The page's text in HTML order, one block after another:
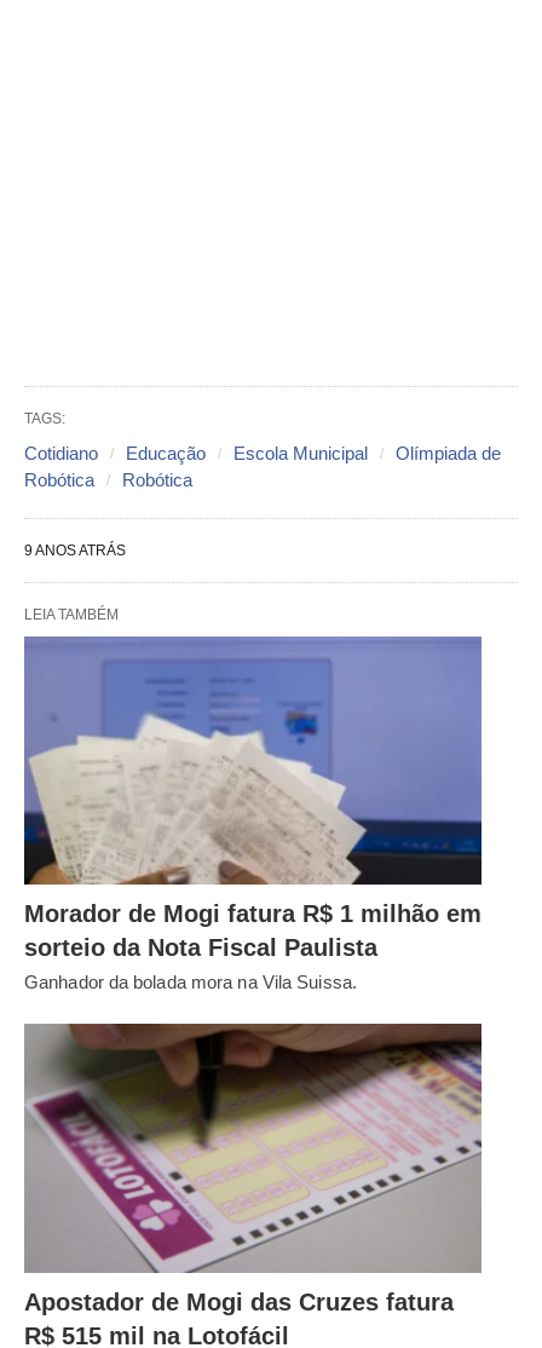
TAGS:
Cotidiano Educação Escola Municipal
Olímpiada de
Robótica
Robótica
9 ANOS ATRÁS
LEIA TAMBÉM
Morador de Mogi fatura R$ 1 milhão em
sorteio da Nota Fiscal Paulista
Ganhador da bolada mora na Vila Suissa.
Apostador de Mogi das Cruzes fatura
R$ 515 mil na Lotofácil